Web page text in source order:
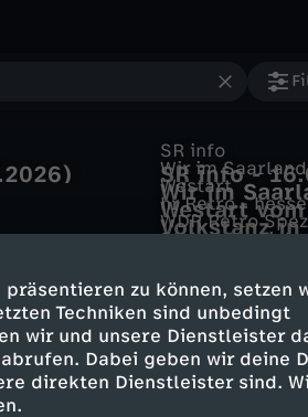
zu können, setzen
Techniken sind unbedingt
wir und unsere Dienstleister
Dabei geben wir deine
direkten Dienstleister sind.
SR info
SR info -
Wir im
Wir im
Westart
Westart
hr Retro -
Volkstanz
-
WDR Retro
-
Sturm der Liebe
Zehn Jahre
hat